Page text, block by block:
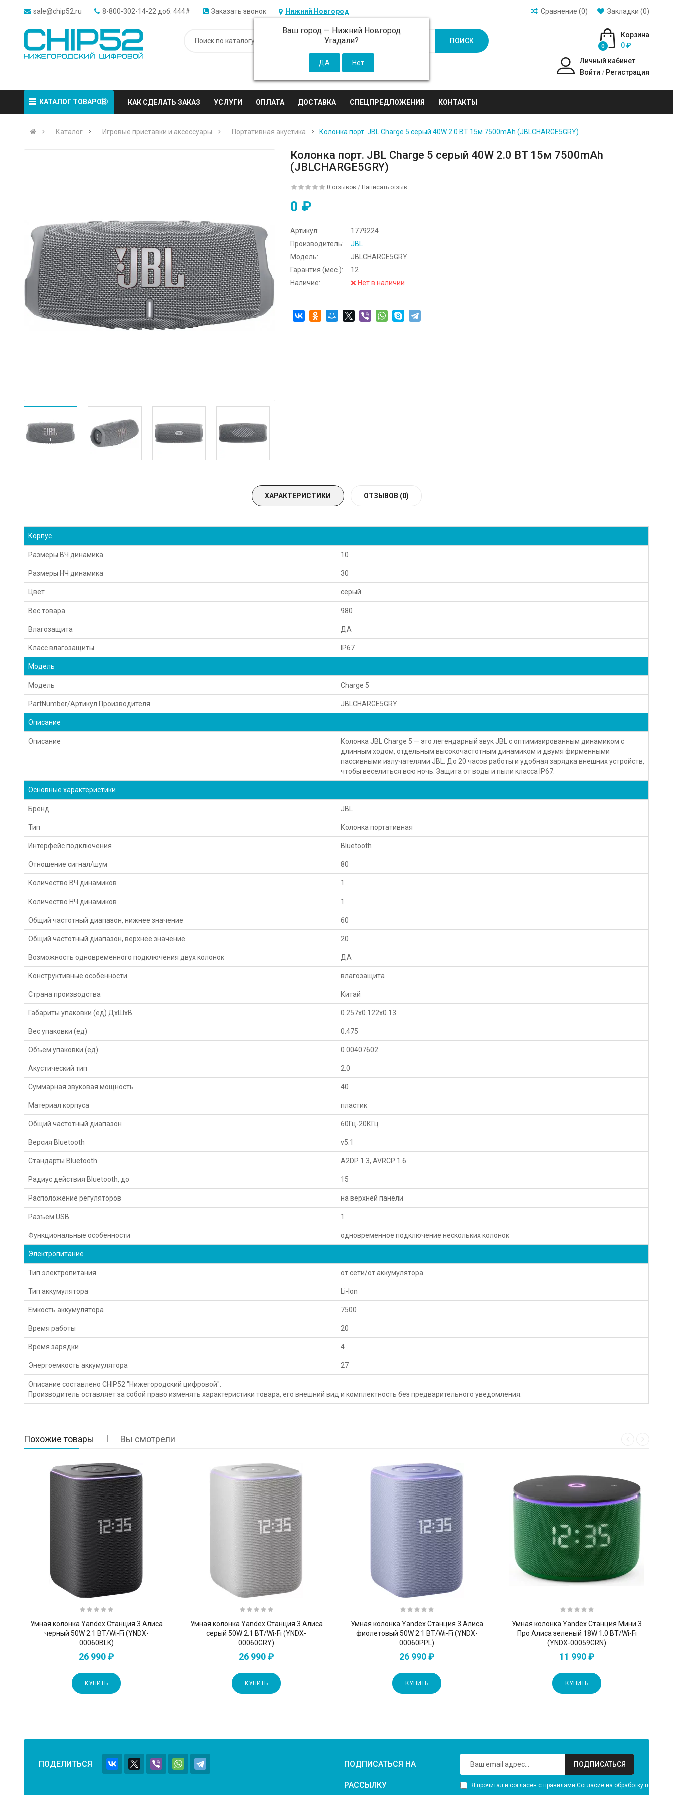
sale@chip52.ru 8-800-302-14-22 доб. 444# Заказать звонок Нижний Новгород
Ваш город — Нижний Новгород
Угадали?
Закладки (0)
Сравнение (0)
ПОИСК
Корзина
0
0 ₽
Личный кабинет
Войти / Регистрация
КАТАЛОГ ТОВАРОВ КАК СДЕЛАТЬ ЗАКАЗ УСЛУГИ ОПЛАТА ДОСТАВКА СПЕЦПРЕДЛОЖЕНИЯ КОНТАКТЫ
Каталог Игровые приставки и аксессуары Портативная акустика Колонка порт. JBL Charge 5 серый 40W 2.0 BT 15м 7500mAh (JBLCHARGE5GRY)
Колонка порт. JBL Charge 5 серый 40W 2.0 BT 15м 7500mAh
(JBLCHARGE5GRY)
0 отзывов / Написать отзыв
0 ₽
Артикул:
1779224
Производитель:
JBL
Модель:
JBLCHARGE5GRY
Гарантия (мес.):
12
Наличие:
❌ Нет в наличии
ХАРАКТЕРИСТИКИ ОТЗЫВОВ (0)
Корпус
Размеры ВЧ динамика 10
Размеры HЧ динамика 30
Цвет серый
Вес товара 980
Влагозащита ДА
Класс влагозащиты IP67
Модель
Модель Charge 5
PartNumber/Артикул Производителя JBLCHARGE5GRY
Описание
Описание
Колонка JBL Charge 5 — это легендарный звук JBL с оптимизированным динамиком с
длинным ходом, отдельным высокочастотным динамиком и двумя фирменными
пассивными излучателями JBL. До 20 часов работы и удобная зарядка внешних устройств,
чтобы веселиться всю ночь. Защита от воды и пыли класса IP67.
Основные характеристики
Бренд JBL
Тип Колонка портативная
Интерфейс подключения Bluetooth
Отношение сигнал/шум 80
Количество ВЧ динамиков 1
Количество HЧ динамиков 1
Общий частотный диапазон, нижнее значение 60
Общий частотный диапазон, верхнее значение 20
Возможность одновременного подключения двух колонок ДА
Конструктивные особенности влагозащита
Страна производства Китай
Габариты упаковки (ед) ДхШхВ 0.257x0.122x0.13
Вес упаковки (ед) 0.475
Объем упаковки (ед) 0.00407602
Акустический тип 2.0
Суммарная звуковая мощность 40
Материал корпуса пластик
Общий частотный диапазон 60Гц-20КГц
Версия Bluetooth v5.1
Стандарты Bluetooth A2DP 1.3, AVRCP 1.6
Радиус действия Bluetooth, до 15
Расположение регуляторов на верхней панели
Разъем USB 1
Функциональные особенности одновременное подключение нескольких колонок
Электропитание
Тип электропитания от сети/от аккумулятора
Тип аккумулятора Li-Ion
Емкость аккумулятора 7500
Время работы 20
Время зарядки 4
Энергоемкость аккумулятора 27
Описание составлено CHIP52 "Нижегородский цифровой".
Производитель оставляет за собой право изменять характеристики товара, его внешний вид и комплектность без предварительного уведомления.
Похожие товары Вы смотрели
Умная колонка Yandex Станция 3 Алиса
черный 50W 2.1 BT/Wi-Fi (YNDX-
00060BLK)
26 990 ₽
КУПИТЬ
Умная колонка Yandex Станция 3 Алиса
серый 50W 2.1 BT/Wi-Fi (YNDX-
00060GRY)
26 990 ₽
КУПИТЬ
Умная колонка Yandex Станция 3 Алиса
фиолетовый 50W 2.1 BT/Wi-Fi (YNDX-
00060PPL)
26 990 ₽
КУПИТЬ
Умная колонка Yandex Станция Мини 3
Про Алиса зеленый 18W 1.0 BT/Wi-Fi
(YNDX-00059GRN)
11 990 ₽
КУПИТЬ
ПОДЕЛИТЬСЯ ПОДПИСАТЬСЯ НА
РАССЫЛКУ
ПОДПИСАТЬСЯ
Я прочитал и согласен с правилами Согласие на обработку